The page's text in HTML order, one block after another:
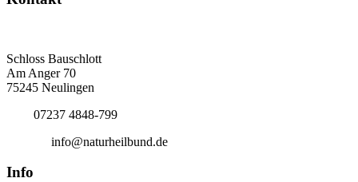
Schloss Bauschlott
Am Anger 70
75245 Neulingen
07237 4848-799
info@naturheilbund.de
Info